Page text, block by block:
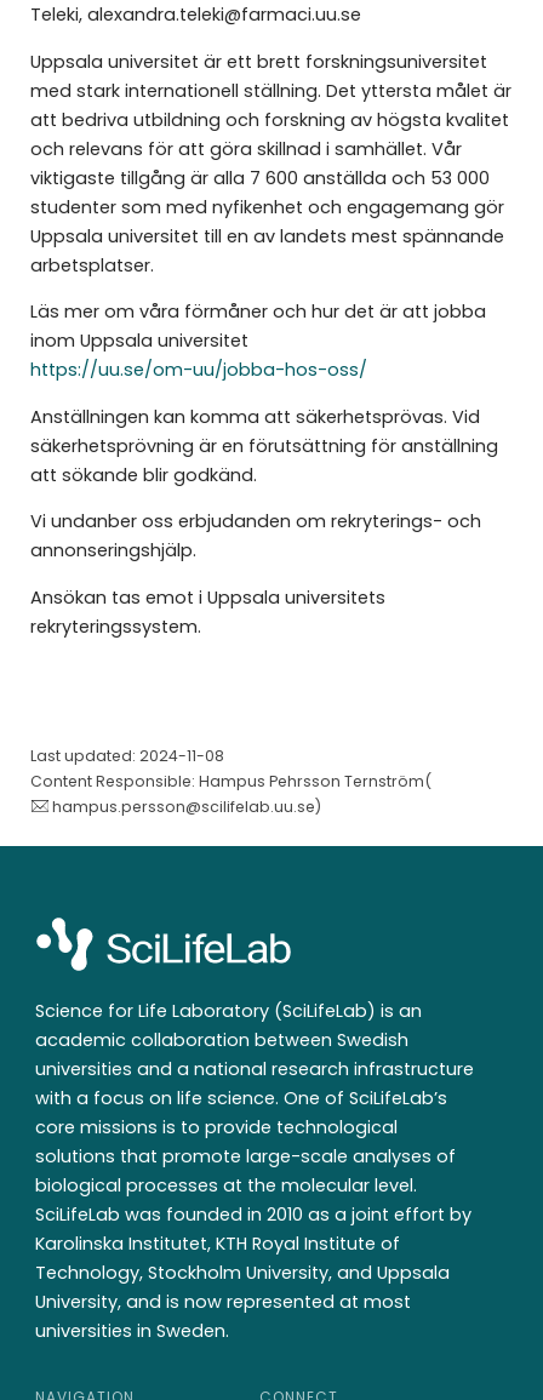
Teleki, alexandra.teleki@farmaci.uu.se
Uppsala universitet är ett brett forskningsuniversitet
med stark internationell ställning. Det yttersta målet är
att bedriva utbildning och forskning av högsta kvalitet
och relevans för att göra skillnad i samhället. Vår
viktigaste tillgång är alla 7 600 anställda och 53 000
studenter som med nyfikenhet och engagemang gör
Uppsala universitet till en av landets mest spännande
arbetsplatser.
Läs mer om våra förmåner och hur det är att jobba
inom Uppsala universitet
https://uu.se/om-uu/jobba-hos-oss/
Anställningen kan komma att säkerhetsprövas. Vid
säkerhetsprövning är en förutsättning för anställning
att sökande blir godkänd.
Vi undanber oss erbjudanden om rekryterings- och
annonseringshjälp.
Ansökan tas emot i Uppsala universitets
rekryteringssystem.
Last updated: 2024-11-08
Content Responsible: Hampus Pehrsson Ternström(
hampus.persson@scilifelab.uu.se)
Science for Life Laboratory (SciLifeLab) is an
academic collaboration between Swedish
universities and a national research infrastructure
with a focus on life science. One of SciLifeLab’s
core missions is to provide technological
solutions that promote large-scale analyses of
biological processes at the molecular level.
SciLifeLab was founded in 2010 as a joint effort by
Karolinska Institutet, KTH Royal Institute of
Technology, Stockholm University, and Uppsala
University, and is now represented at most
universities in Sweden.